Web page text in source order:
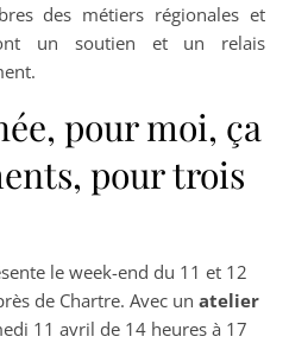
des métiers régionales et
un soutien et un relais
pour moi, ça
pour trois
le week-end du 11 et 12
de Chartre. Avec un atelier
11 avril de 14 heures à 17